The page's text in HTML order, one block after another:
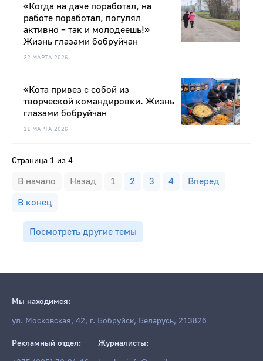
22 МАРТА 2026
«Когда на даче поработал, на
работе поработал, погулял
активно – так и молодеешь!»
Жизнь глазами бобруйчан
11 МАРТА 2026
«Кота привез с собой из
творческой командировки. Жизнь
глазами бобруйчан
Страница 1 из 4
В начало Назад 1 2 3 4
Вперед
В конец
Посмотреть другие темы
Мы находимся:
ул. Московская, 42, г. Бобруйск, Беларусь, 213826
Рекламный отдел:
Журналисты: